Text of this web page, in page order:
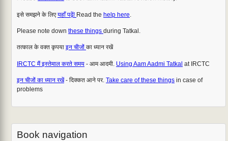
इसे समझने के लिएयहाँ पढ़ें! Read the help here
Please note down these things during Tatkal.
तत्काल के वक्त कृपया इन चीजों का ध्यान रखें
IRCTC मैं इस्तेमाल करते समय - आम आदमी. Using Aam Aadmi Tatkal at IRCTC
इन चीजों का ध्यान रखें- दिक्कत आने पर. Take care of these things in case of
problems
Book navigation